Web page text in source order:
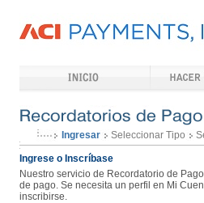
Ingresar Seleccionar Tipo
Ingrese o Inscríbase
Nuestro servicio de Recordatorio de
de pago. Se necesita un perfil en Mi
inscribirse.